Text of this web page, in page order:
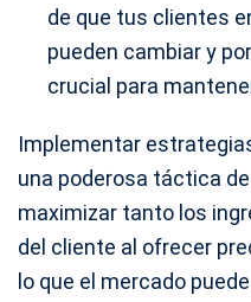
de que tus clientes
pueden cambiar y
crucial para
Implementar
una poderosa táctica
maximizar tanto los
del cliente al ofrecer
lo que el mercado